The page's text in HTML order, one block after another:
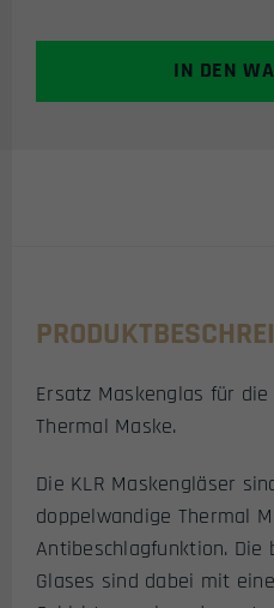
IN DEN
Ersatz Maskenglas für
Thermal Maske.
Die KLR Maskengläser
doppelwandige Thermal
Antibeschlagfunktion. Die
Glases sind dabei mit